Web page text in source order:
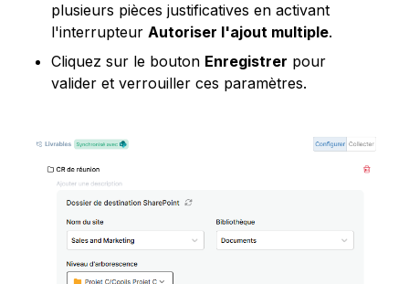
plusieurs pièces justificatives en activant
l'interrupteur Autoriser l'ajout multiple.
Cliquez sur le bouton Enregistrer pour
valider et verrouiller ces paramètres.